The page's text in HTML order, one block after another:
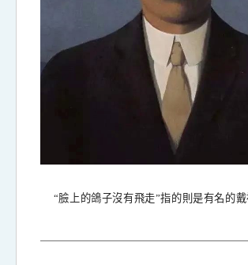
“臉上的鴿子沒有飛走”指的則是有名的